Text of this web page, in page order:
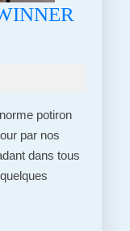
potiron
par nos
dans tous